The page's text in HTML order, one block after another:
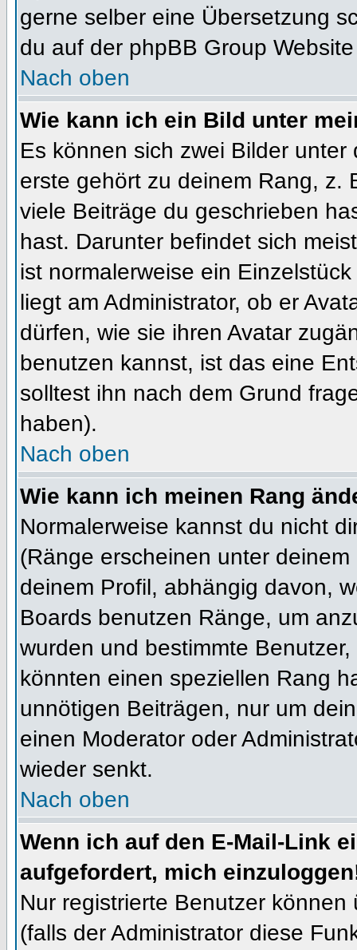
gerne selber eine Übersetzung
du auf der phpBB Group
Nach oben
Wie kann ich ein Bild unter
Es können sich zwei Bilder
erste gehört zu deinem Rang, z.
viele Beiträge du geschrieben
hast. Darunter befindet sich
ist normalerweise ein
liegt am Administrator, ob er
dürfen, wie sie ihren Avatar
benutzen kannst, ist das eine
solltest ihn nach dem Grund
haben).
Nach oben
Wie kann ich meinen Rang
Normalerweise kannst du nicht
(Ränge erscheinen unter
deinem Profil, abhängig davon,
Boards benutzen Ränge, um
wurden und bestimmte
könnten einen speziellen Rang
unnötigen Beiträgen, nur um
einen Moderator oder
wieder senkt.
Nach oben
Wenn ich auf den E-Mail-Link
aufgefordert, mich
Nur registrierte Benutzer
(falls der Administrator diese